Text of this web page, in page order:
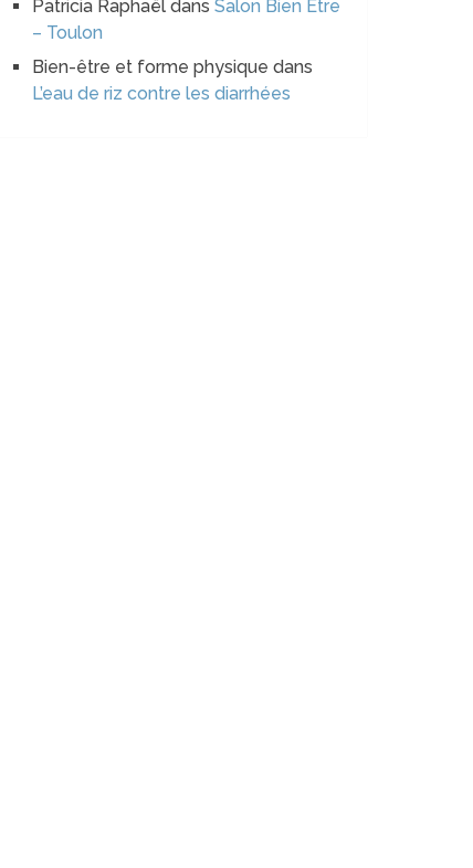
Patricia Raphaël dansSalon Bien Etre
– Toulon
Bien-être et forme physique dans
L’eau de riz contre les diarrhées